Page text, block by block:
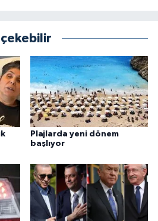
çekebilir
Plajlarda yeni dönem
başlıyor